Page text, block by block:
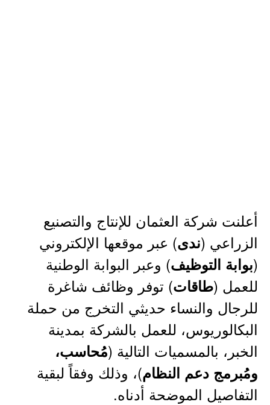
أعلنت شركة العثمان للإنتاج والتصنيع
الزراعي (ندى) عبر موقعها الإلكتروني
(بوابة التوظيف) وعبر البوابة الوطنية
للعمل (طاقات) توفر وظائف شاغرة
للرجال والنساء حديثي التخرج من حملة
البكالوريوس، للعمل بالشركة بمدينة
الخبر، بالمسميات التالية (مُحاسب،
ومُبرمج دعم النظام)، وذلك وفقاً لبقية
التفاصيل الموضحة أدناه.